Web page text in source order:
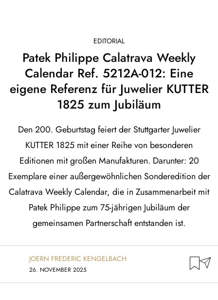
EDITORIAL
Patek Philippe Calatrava Weekly
Calendar Ref. 5212A-012: Eine
eigene Referenz für Juwelier KUTTER
1825 zum Jubiläum
Den 200. Geburtstag feiert der Stuttgarter Juwelier
KUTTER 1825 mit einer Reihe von besonderen
Editionen mit großen Manufakturen. Darunter: 20
Exemplare einer außergewöhnlichen Sonderedition der
Calatrava Weekly Calendar, die in Zusammenarbeit mit
Patek Philippe zum 75-jährigen Jubiläum der
gemeinsamen Partnerschaft entstanden ist.
JOERN FREDERIC KENGELBACH
26. NOVEMBER 2025